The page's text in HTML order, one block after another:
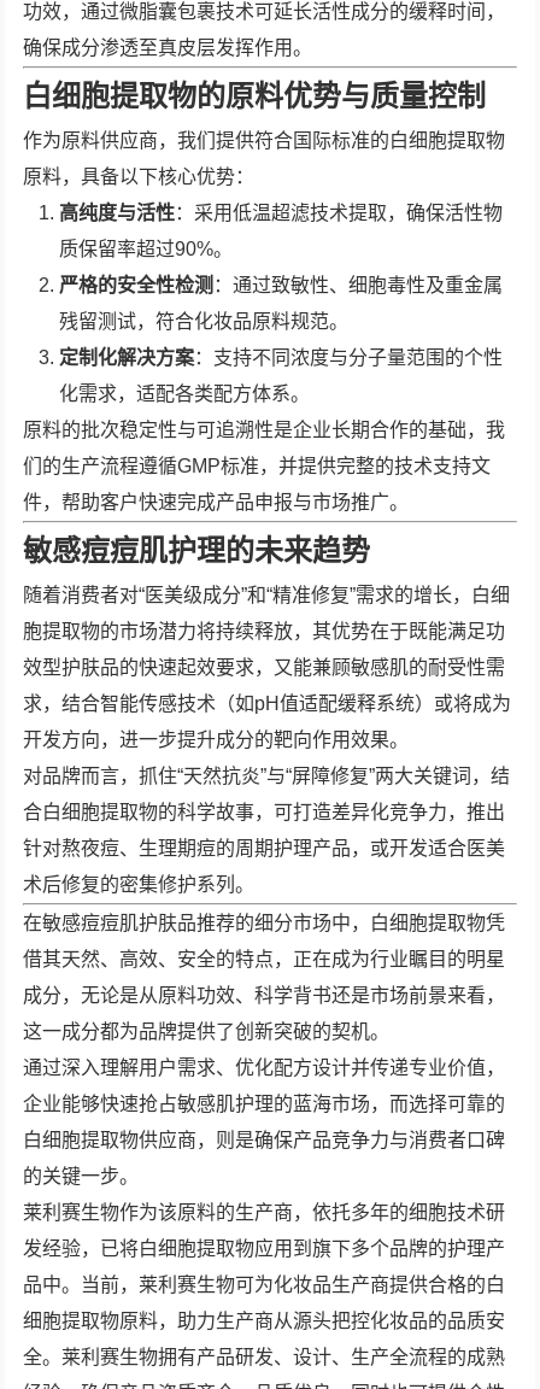
功效，通过微脂囊包裹技术可延长活性成分的缓释时间，
确保成分渗透至真皮层发挥作用。
白细胞提取物的原料优势与质量控制
作为原料供应商，我们提供符合国际标准的白细胞提取物
原料，具备以下核心优势：
高纯度与活性：采用低温超滤技术提取，确保活性物
质保留率超过90%。
严格的安全性检测 ：通过致敏性、细胞毒性及重金属
残留测试，符合化妆品原料规范。
定制化解决方案：支持不同浓度与分子量范围的个性
化需求，适配各类配方体系。
原料的批次稳定性与可追溯性是企业长期合作的基础，我
们的生产流程遵循GMP标准，并提供完整的技术支持文
件，帮助客户快速完成产品申报与市场推广。
敏感痘痘肌护理的未来趋势
随着消费者对“医美级成分”和“精准修复”需求的增长，白细
胞提取物的市场潜力将持续释放，其优势在于既能满足功
效型护肤品的快速起效要求，又能兼顾敏感肌的耐受性需
求，结合智能传感技术（如pH值适配缓释系统）或将成为
开发方向，进一步提升成分的靶向作用效果。
对品牌而言，抓住“天然抗炎”与“屏障修复”两大关键词，结
合白细胞提取物的科学故事，可打造差异化竞争力，推出
针对熬夜痘、生理期痘的周期护理产品，或开发适合医美
术后修复的密集修护系列。
在敏感痘痘肌护肤品推荐的细分市场中，白细胞提取物凭
借其天然、高效、安全的特点，正在成为行业瞩目的明星
成分，无论是从原料功效、科学背书还是市场前景来看，
这一成分都为品牌提供了创新突破的契机。
通过深入理解用户需求、优化配方设计并传递专业价值，
企业能够快速抢占敏感肌护理的蓝海市场，而选择可靠的
白细胞提取物供应商，则是确保产品竞争力与消费者口碑
的关键一步。
莱利赛生物作为该原料的生产商，依托多年的细胞技术研
发经验，已将白细胞提取物应用到旗下多个品牌的护理产
品中。当前，莱利赛生物可为化妆品生产商提供合格的白
细胞提取物原料，助力生产商从源头把控化妆品的品质安
全。莱利赛生物拥有产品研发、设计、生产全流程的成熟